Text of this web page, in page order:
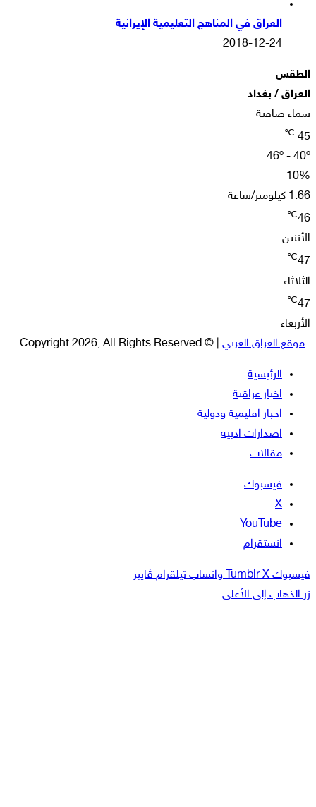
العراق في المناهج التعليمية الإيرانية
2018-12-24
الطقس
العراق / بغداد
سماء صافية
45
℃
46º - 40º
10%
1.66 كيلومتر/ساعة
46
℃
الأثنين
47
℃
الثلاثاء
47
℃
الأربعاء
موقع العراق العربي| © Copyright 2026, All Rights Reserved
الرئيسية
اخبار عراقية
اخبار اقليمية ودولية
اصدارات ادبية
مقالات
فيسبوك
‫X
‫YouTube
انستقرام
فيسبوك ‫X واتساب تيلقرام ڤايبر
زر الذهاب إلى الأعلى